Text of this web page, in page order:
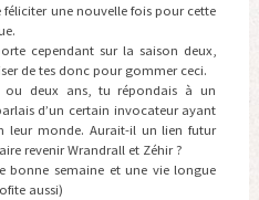
féliciter une nouvelle fois pour cette
cependant sur la saison deux,
de tes donc pour gommer ceci.
deux ans, tu répondais à un
d’un certain invocateur ayant
leur monde. Aurait-il un lien futur
revenir Wrandrall et Zéhir ?
bonne semaine et une vie longue
aussi)